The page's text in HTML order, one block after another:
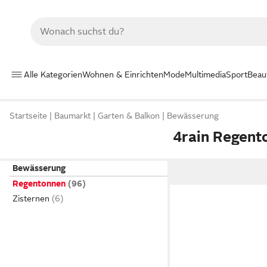
Alle KategorienWohnen & EinrichtenModeMultimediaSport
Startseite Baumarkt Garten & Balkon Bewässerung
4rain
Bewässerung
Regentonnen
Zisternen